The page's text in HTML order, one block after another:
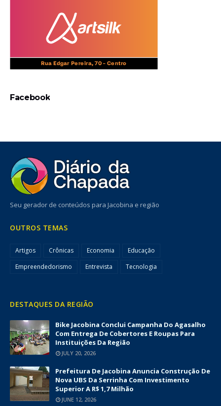
Facebook
Seu gerador de conteúdos para Jacobina e região
OUTROS TEMAS
Artigos Crônicas Economia
Educação
Empreendedorismo
Entrevista Tecnologia
DESTAQUES DA REGIÃO
Bike Jacobina Conclui Campanha Do Agasalho
Com Entrega De Cobertores E Roupas Para
Instituições Da Região
JULY 20, 2026
Prefeitura De Jacobina Anuncia Construção De
Nova UBS Da Serrinha Com Investimento
Superior A R$ 1,7 Milhão
JUNE 12, 2026